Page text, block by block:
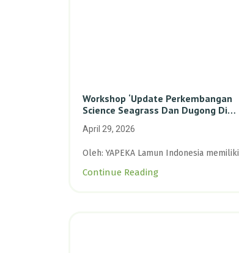
Workshop ‘Update Perkembangan
Science Seagrass Dan Dugong Di
Kolaborasi Konservasi
April 29, 2026
Oleh: YAPEKA Lamun Indonesia memiliki
Continue Reading